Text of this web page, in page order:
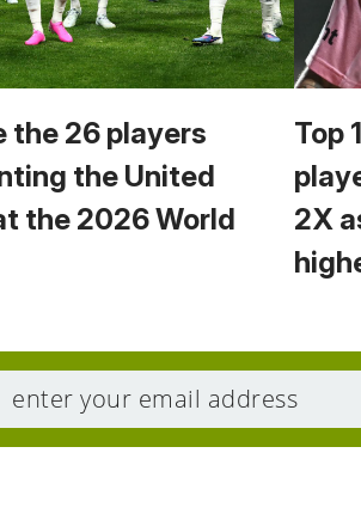
the 26 players
the United
the 2026 World
Top
2X